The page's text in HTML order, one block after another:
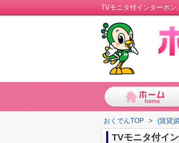
TVモニタ付インターホ
おくでんTOP > (賃貸)
TVモニタ付イ